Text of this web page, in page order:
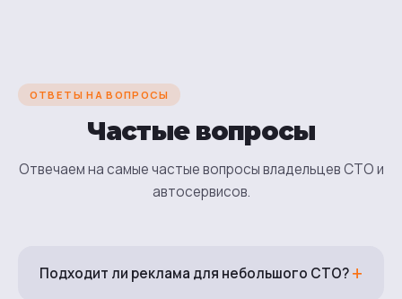
ОТВЕТЫ НА ВОПРОСЫ
Частые вопросы
Отвечаем на самые частые вопросы владельцев СТО и
автосервисов.
Подходит ли реклама для небольшого СТО?+